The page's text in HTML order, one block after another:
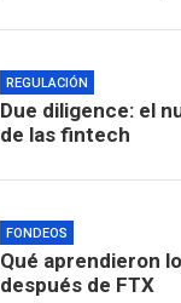
REGULACIÓN
Due diligence: el
de las fintech
FONDEOS
Qué aprendieron
después de FTX